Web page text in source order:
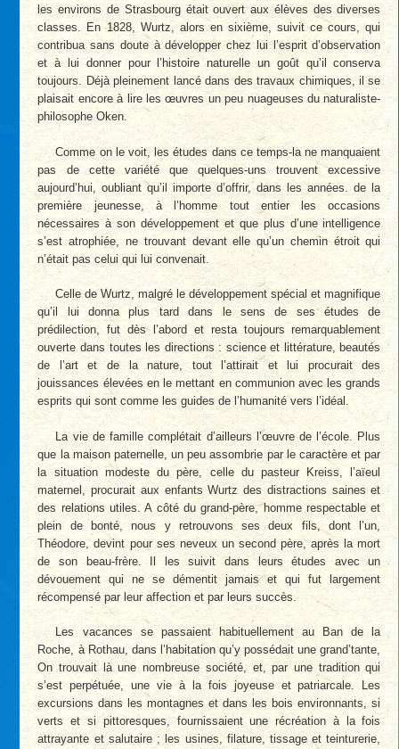
les environs de Strasbourg était ouvert aux élèves des diverses
classes. En 1828, Wurtz, alors en sixième, suivit ce cours, qui
contribua sans doute à développer chez lui l’esprit d’observation
et à lui donner pour l’histoire naturelle un goût qu’il conserva
toujours. Déjà pleinement lancé dans des travaux chimiques, il se
plaisait encore à lire les œuvres un peu nuageuses du naturaliste-
philosophe Oken.
Comme on le voit, les études dans ce temps-la ne manquaient
pas de cette variété que quelques-uns trouvent excessive
aujourd’hui, oubliant qu’il importe d’offrir, dans les années. de la
première jeunesse, à l’homme tout entier les occasions
nécessaires à son développement et que plus d’une intelligence
s’est atrophiée, ne trouvant devant elle qu’un chemin étroit qui
n’était pas celui qui lui convenait.
Celle de Wurtz, malgré le développement spécial et magnifique
qu’il lui donna plus tard dans le sens de ses études de
prédilection, fut dès l’abord et resta toujours remarquablement
ouverte dans toutes les directions : science et littérature, beautés
de l’art et de la nature, tout l’attirait et lui procurait des
jouissances élevées en le mettant en communion avec les grands
esprits qui sont comme les guides de l’humanité vers l’idéal.
La vie de famille complétait d’ailleurs l’œuvre de l’école. Plus
que la maison paternelle, un peu assombrie par le caractère et par
la situation modeste du père, celle du pasteur Kreiss, l’aïeul
maternel, procurait aux enfants Wurtz des distractions saines et
des relations utiles. A côté du grand-père, homme respectable et
plein de bonté, nous y retrouvons ses deux fils, dont l’un,
Théodore, devint pour ses neveux un second père, après la mort
de son beau-frère. Il les suivit dans leurs études avec un
dévouement qui ne se démentit jamais et qui fut largement
récompensé par leur affection et par leurs succès.
Les vacances se passaient habituellement au Ban de la
Roche, à Rothau, dans l’habitation qu’y possédait une grand’tante,
On trouvait là une nombreuse société, et, par une tradition qui
s’est perpétuée, une vie à la fois joyeuse et patriarcale. Les
excursions dans les montagnes et dans les bois environnants, si
verts et si pittoresques, fournissaient une récréation à la fois
attrayante et salutaire ; les usines, filature, tissage et teinturerie,